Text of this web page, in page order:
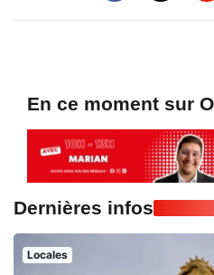
En ce moment sur
Dernières infos
Locales